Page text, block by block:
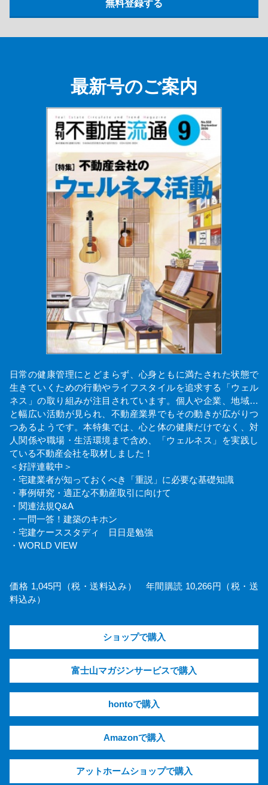
最新号のご案内
日常の健康管理にとどまらず、心身ともに満たされた状態で
生きていくための行動やライフスタイルを追求する「ウェル
ネス」の取り組みが注目されています。個人や企業、地域…
と幅広い活動が見られ、不動産業界でもその動きが広がりつ
つあるようです。本特集では、心と体の健康だけでなく、対
人関係や職場・生活環境まで含め、「ウェルネス」を実践し
ている不動産会社を取材しました！
＜好評連載中＞
・宅建業者が知っておくべき「重説」に必要な基礎知識
・事例研究・適正な不動産取引に向けて
・関連法規Q&A
・一問一答！建築のキホン
・宅建ケーススタディ 日日是勉強
・WORLD VIEW
価格 1,045円（税・送料込み） 年間購読 10,266円（税・送
料込み）
ショップで購入
富士山マガジンサービスで購入
hontoで購入
Amazonで購入
アットホームショップで購入